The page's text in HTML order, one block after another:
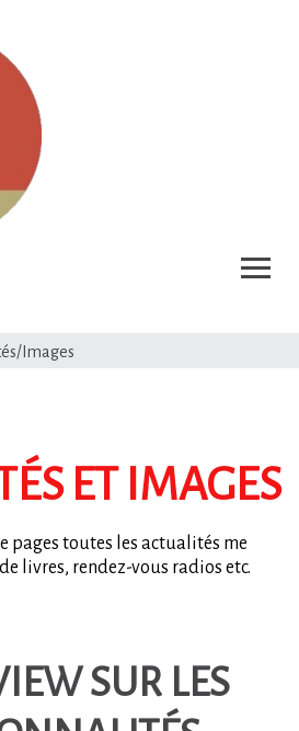
Images
ET IMAGES
pages toutes les actualités me
livres, rendez-vous radios etc.
SUR LES